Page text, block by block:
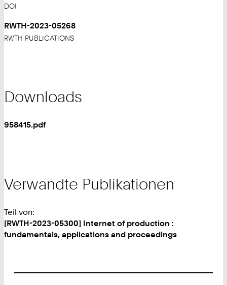
DOI
RWTH-2023-05268
RWTH PUBLICATIONS
Downloads
958415.pdf
Verwandte Publikationen
Teil von:
[RWTH-2023-05300] Internet of production :
fundamentals, applications and proceedings